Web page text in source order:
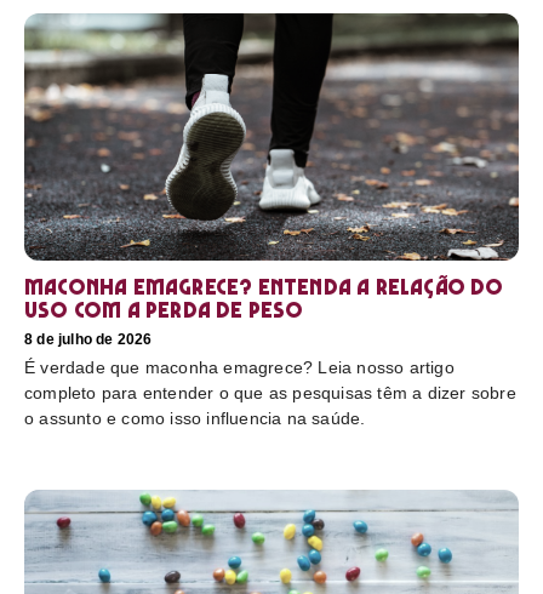
Maconha emagrece? Entenda a relação do
uso com a perda de peso
8 de julho de 2026
É verdade que maconha emagrece? Leia nosso artigo
completo para entender o que as pesquisas têm a dizer sobre
o assunto e como isso influencia na saúde.